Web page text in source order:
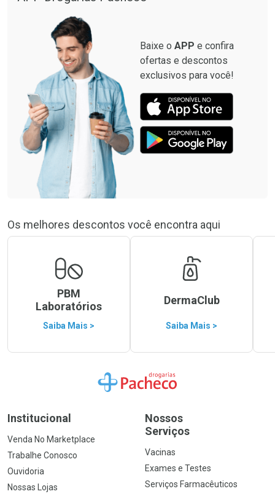
Baixe o APP e confira
ofertas e descontos
exclusivos para você!
Os melhores descontos você encontra aqui
PBM
Laboratórios
Saiba Mais >
DermaClub
Saiba Mais >
Ir para a Home
Institucional
Venda No Marketplace
Trabalhe Conosco
Ouvidoria
Nossas Lojas
Nossos
Serviços
Vacinas
Exames e Testes
Serviços Farmacêuticos